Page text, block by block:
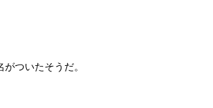
ついたそうだ。